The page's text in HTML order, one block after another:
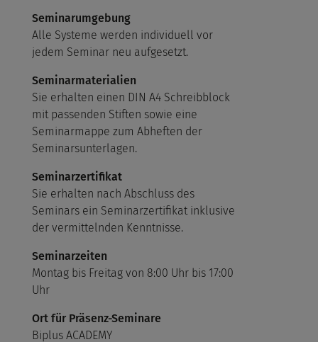
Seminarumgebung
Alle Systeme werden individuell vor
jedem Seminar neu aufgesetzt.
Seminarmaterialien
Sie erhalten einen DIN A4 Schreibblock
mit passenden Stiften sowie eine
Seminarmappe zum Abheften der
Seminarsunterlagen.
Seminarzertifikat
Sie erhalten nach Abschluss des
Seminars ein Seminarzertifikat inklusive
der vermittelnden Kenntnisse.
Seminarzeiten
Montag bis Freitag von 8:00 Uhr bis 17:00
Uhr
Ort für Präsenz-Seminare
Biplus ACADEMY